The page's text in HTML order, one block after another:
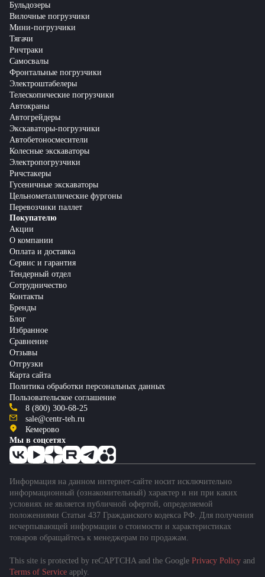
Бульдозеры
Вилочные погрузчики
Мини-погрузчики
Тягачи
Ричтраки
Самосвалы
Фронтальные погрузчики
Электроштабелеры
Телескопические погрузчики
Автокраны
Автогрейдеры
Экскаваторы-погрузчики
Автобетоносмесители
Колесные экскаваторы
Электропогрузчики
Ричстакеры
Гусеничные экскаваторы
Цельнометаллические фургоны
Перевозчики паллет
Покупателю
Акции
О компании
Оплата и доставка
Сервис и гарантия
Тендерный отдел
Сотрудничество
Контакты
Бренды
Блог
Избранное
Сравнение
Отзывы
Отгрузки
Карта сайта
Политика обработки персональных данных
Пользовательское соглашение
8 (800) 300-68-25
sale@centr-teh.ru
Кемерово
Мы в соцсетях
Информация на данном интернет-сайте носит исключительно
информационный (ознакомительный) характер и ни при каких
условиях не является публичной офертой, определяемой
положениями Статьи 437 Гражданского кодекса РФ. Для получения
исчерпывающей информации о стоимости и характеристиках
товаров обращайтесь к менеджерам по продажам.
This site is protected by reCAPTCHA and the Google Privacy Policy and
Terms of Service apply.